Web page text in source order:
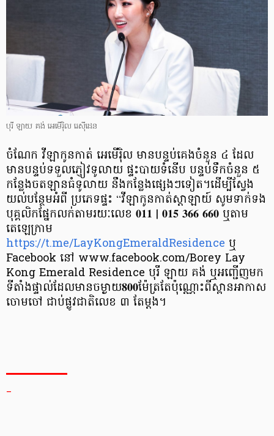
បុរី ឡាយ គង់ អេមើរ៉ិល រេស៊ីដេន
ចំណែក​ វីឡាកូនកាត់ អេមើរ៉ិល មានបន្ទប់គេងចំនួន ៤ ដែល
មានបន្ទប់ទទួលភ្ញៀវទូលាយ ផ្ទះបាយទំនើប បន្ទប់ទឹកចំនួន ៥
កន្លែងចតឡានធំទូលាយ នឹងកន្លែងផ្សេងៗទៀត។ដើម្បីស្វែង
យល់បន្ថែមអំពី ប្រភេទផ្ទះ “វីឡាកូនកាត់ស្តាឡាយ៍ សូមទាក់ទង
បុគ្គលិកផ្នែកលក់តាមរយៈលេខ 𝟎𝟏𝟏 | 𝟎𝟏𝟓 𝟑𝟔𝟔 𝟔𝟔𝟎 ឬតាម
តេឡេក្រាម
https://t.me/LayKongEmeraldResidence ឬ
Facebook នៅ www.facebook.com/Borey Lay
Kong Emerald Residence បុរី ឡាយ គង់ ឬអញ្ជើញមក
ទីតាំងផ្ទាល់ដែលមានចម្ងាយ𝟖𝟎𝟎ម៉ែត្រតែប៉ុណ្ណោះពីស្ពានអាកាស
ចោមចៅ ជាប់ផ្លូវជាតិលេខ ៣ តែម្តង។
_